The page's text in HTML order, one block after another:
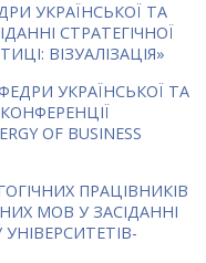
УКРАЇНСЬКОЇ ТА
СТРАТЕГІЧНОЇ
ВІЗУАЛІЗАЦІЯ»
УКРАЇНСЬКОЇ ТА
OF BUSINESS
ПРАЦІВНИКІВ
МОВ У ЗАСІДАННІ